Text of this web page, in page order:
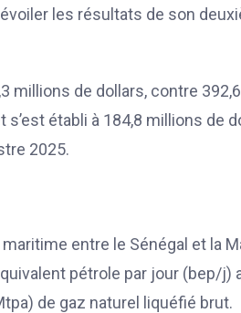
les résultats de son
millions de dollars, contre
établi à 184,8 millions de
2025.
entre le Sénégal et la
pétrole par jour (bep/j)
de gaz naturel liquéfié brut.